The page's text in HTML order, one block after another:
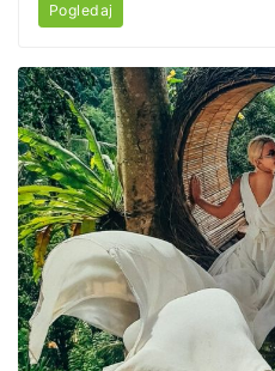
Pogledaj